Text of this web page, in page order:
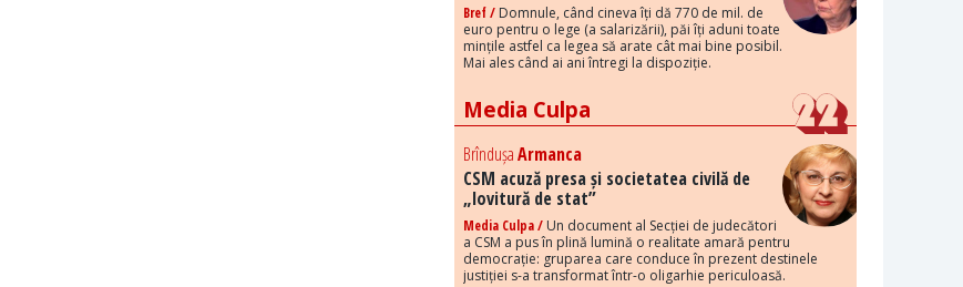
Bref / Domnule, când cineva îți dă 770 de mil. de
euro pentru o lege (a salarizării), păi îți aduni toate
mințile astfel ca legea să arate cât mai bine posibil.
Mai ales când ai ani întregi la dispoziție.
Media Culpa
BrîndușaArmanca
CSM acuză presa și societatea civilă de
„lovitură de stat”
Media Culpa / Un document al Secției de judecători
a CSM a pus în plină lumină o realitate amară pentru
democrație: gruparea care conduce în prezent destinele
justiției s-a transformat într-o oligarhie periculoasă.